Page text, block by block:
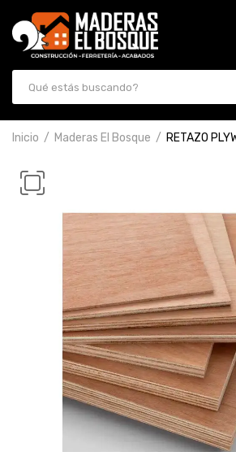
Inicio Maderas El Bosque RETAZO